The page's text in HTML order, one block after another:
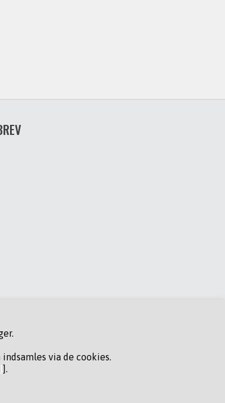
via de cookies.
].